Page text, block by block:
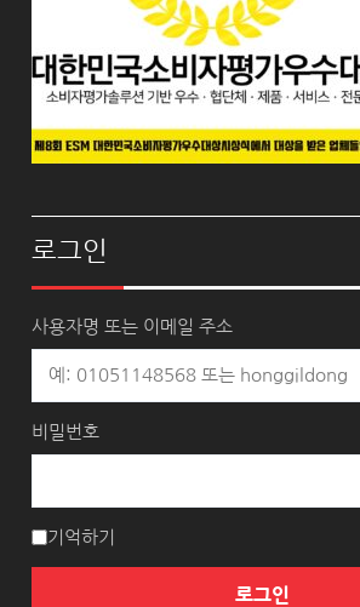
로그인
사용자명 또는 이메일 주소
비밀번호
기억하기
로그인